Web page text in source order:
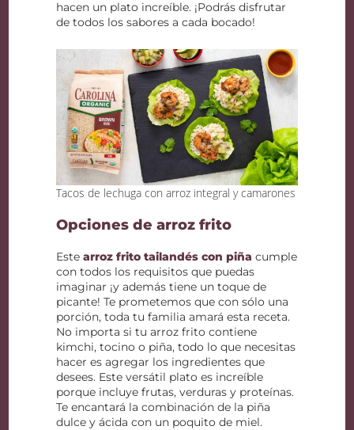
hacen un plato increíble. ¡Podrás disfrutar
de todos los sabores a cada bocado!
Tacos de lechuga con arroz integral y camarones
Opciones de arroz frito
Estearroz frito tailandés con piña cumple
con todos los requisitos que puedas
imaginar ¡y además tiene un toque de
picante! Te prometemos que con sólo una
porción, toda tu familia amará esta receta.
No importa si tu arroz frito contiene
kimchi, tocino o piña, todo lo que necesitas
hacer es agregar los ingredientes que
desees. Este versátil plato es increíble
porque incluye frutas, verduras y proteínas.
Te encantará la combinación de la piña
dulce y ácida con un poquito de miel.